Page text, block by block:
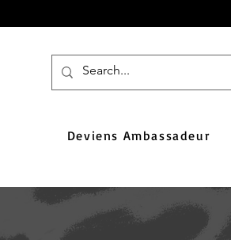
Deviens Ambassadeur